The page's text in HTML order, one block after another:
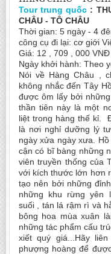
Tour trung quốc :
CHÂU - TÔ CHÂU
Thời gian: 5 ngày - 4
công cụ đi lại: cơ giới
Giá: 12 , 709 , 000 VNĐ
Ngày khởi hành: Theo
Nói về Hàng Châu ,
không nhắc đến Tây
được ôm lấy bởi
thần tiên này là một
liệt trong hàng thế kỉ.
là nơi nghỉ dưỡng lý
ngày xửa ngày xưa.
cận có bĩ bàng những
viên truyền thống của
với kích thước lớn hơn
tạo nên bởi những
những khu rừng yên
suối , tán lá rậm rì và
bông hoa mùa xuân
những tác phẩm cấu
xiết quý giá...Hãy
phượng hoàng để